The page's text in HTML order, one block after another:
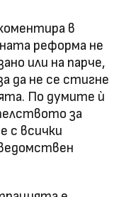
в
реформа не
или на парче,
да не се стигне
По думите ѝ
за
с всички